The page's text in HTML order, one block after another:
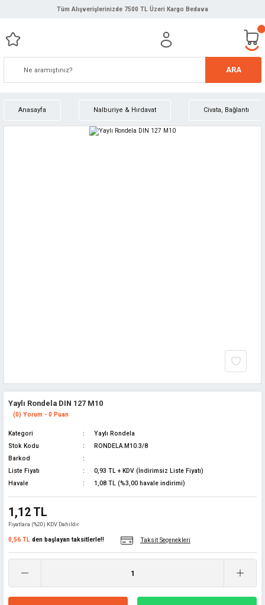
Tüm Alışverişlerinizde 7500 TL Üzeri Kargo Bedava
ARA
Anasayfa Nalburiye & Hırdavat Civata, Bağlantı
Yaylı Rondela DIN 127 M10
(0) Yorum - 0 Puan
Kategori
Yaylı Rondela
Stok Kodu
RONDELA.M10.3/8
Barkod
Liste Fiyatı
0,93 TL + KDV (İndirimsiz Liste Fiyatı)
Havale
1,08 TL (%3,00 havale indirimi)
1,12 TL
Fiyatlara (%20) KDV Dahildir
0,56 TL den başlayan taksitlerle!! Taksit Seçenekleri